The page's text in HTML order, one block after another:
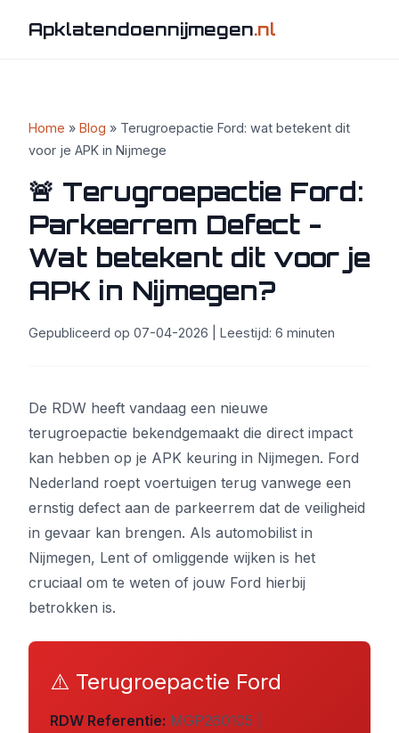
Apklatendoennijmegen.nl
Home » Blog » Terugroepactie Ford: wat betekent dit
voor je APK in Nijmege
🚨 Terugroepactie Ford:
Parkeerrem Defect -
Wat betekent dit voor je
APK in Nijmegen?
Gepubliceerd op 07-04-2026 | Leestijd: 6 minuten
De RDW heeft vandaag een nieuwe
terugroepactie bekendgemaakt die direct impact
kan hebben op je APK keuring in Nijmegen. Ford
Nederland roept voertuigen terug vanwege een
ernstig defect aan de parkeerrem dat de veiligheid
in gevaar kan brengen. Als automobilist in
Nijmegen, Lent of omliggende wijken is het
cruciaal om te weten of jouw Ford hierbij
betrokken is.
⚠️ Terugroepactie Ford
RDW Referentie: MGP260105 |